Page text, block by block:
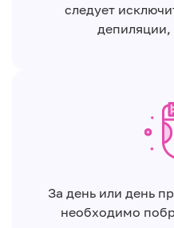
следует
депиляции,
За день или день
необходимо